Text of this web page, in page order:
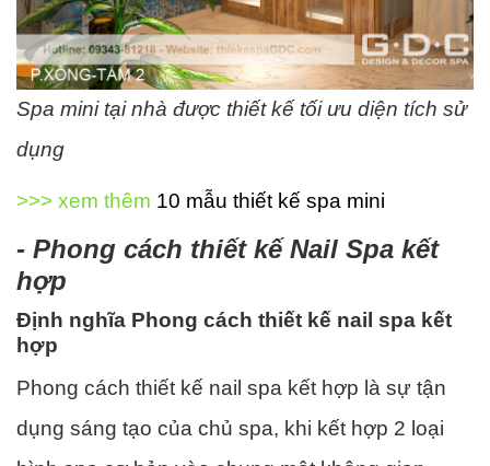
Spa mini tại nhà được thiết kế tối ưu diện tích sử
dụng
>>> xem thêm 10 mẫu thiết kế spa mini
- Phong cách thiết kế Nail Spa kết
hợp
Định nghĩa Phong cách thiết kế nail spa kết
hợp
Phong cách thiết kế nail spa kết hợp là sự tận
dụng sáng tạo của chủ spa, khi kết hợp 2 loại